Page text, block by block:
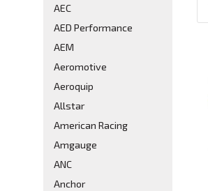
AEC
AED Performance
AEM
Aeromotive
Aeroquip
Allstar
American Racing
Amgauge
ANC
Anchor